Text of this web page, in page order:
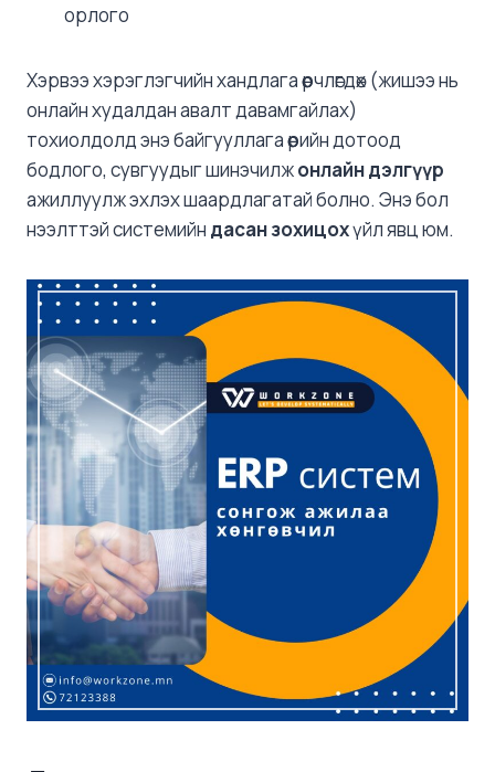
орлого
Хэрвээ хэрэглэгчийн хандлага өөрчлөгдөх (жишээ нь
онлайн худалдан авалт давамгайлах)
тохиолдолд энэ байгууллага өөрийн дотоод
бодлого, сувгуудыг шинэчилжонлайн дэлгүүр
ажиллуулж эхлэх шаардлагатай болно. Энэ бол
нээлттэй системийн дасан зохицохүйл явц юм.